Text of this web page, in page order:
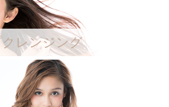
レンジング